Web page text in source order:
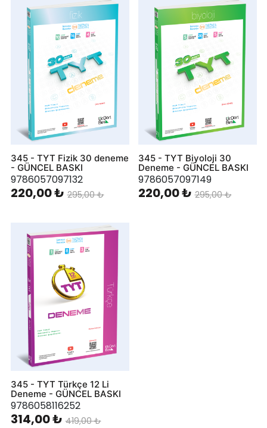
345 - TYT Fizik 30 deneme
- GÜNCEL BASKI
9786057097132
220,00 ₺ 295,00 ₺
345 - TYT Biyoloji 30
Deneme - GÜNCEL BASKI
9786057097149
220,00 ₺ 295,00 ₺
345 - TYT Türkçe 12 Li
Deneme - GÜNCEL BASKI
9786058116252
314,00 ₺ 419,00 ₺